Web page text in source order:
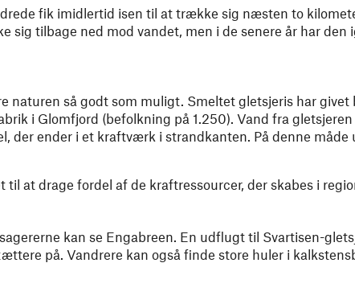
fik imidlertid isen til at trække sig næsten to
sig tilbage ned mod vandet, men i de senere år har den
naturen så godt som muligt. Smeltet gletsjeris har
i Glomfjord (befolkning på 1.250). Vand fra
der ender i et kraftværk i strandkanten. På denne måde
at drage fordel af de kraftressourcer, der skabes i
kan se Engabreen. En udflugt til Svartisen-
på. Vandrere kan også finde store huler i